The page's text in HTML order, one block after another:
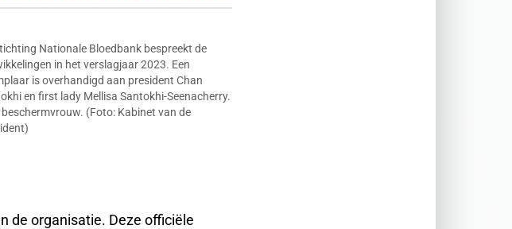
Nationale Bloedbank bespreekt de
in het verslagjaar 2023. Een
is overhandigd aan president Chan
en first lady Mellisa Santokhi-Seenacherry.
beschermvrouw. (Foto: Kabinet van de
de organisatie. Deze officiële